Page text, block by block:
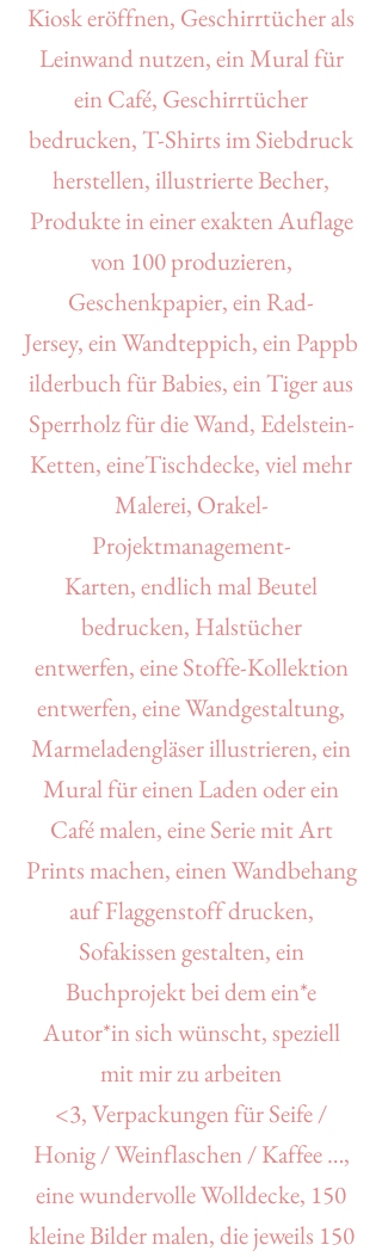
Kiosk eröffnen, Geschirrtücher als
Leinwand nutzen, einMural für
ein Café, Geschirrtücher
bedrucken, T-Shirts im Siebdruck
herstellen, illustrierte Becher,
Produkte in einer exakten Auflage
von 100 produzieren,
Geschenkpapier, ein Rad-
Jersey,einWandteppich,einPappb
ilderbuch für Babies,einTiger aus
Sperrholz für die Wand, Edelstein-
Ketten,eineTischdecke, viel mehr
Malerei, Orakel-
Projektmanagement-
Karten,endlich mal Beutel
bedrucken, Halstücher
entwerfen,eine Stoffe-Kollektion
entwerfen,eine Wandgestaltung,
Marmeladengläser illustrieren, ein
Mural für einen Laden oder ein
Café malen, eine Serie mit Art
Prints machen, einen Wandbehang
auf Flaggenstoff drucken,
Sofakissen gestalten, ein
Buchprojekt bei dem ein*e
Autor*in sich wünscht, speziell
mit mir zu arbeiten
<3,Verpackungen für Seife /
Honig / Weinflaschen / Kaffee …,
eine wundervolle Wolldecke, 150
kleine Bilder malen, die jeweils 150